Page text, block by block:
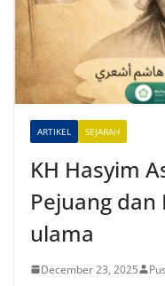
t
v
ARTIKEL SEJARAH
KH Hasyim
Pejuang
ulama
December 23, 2025